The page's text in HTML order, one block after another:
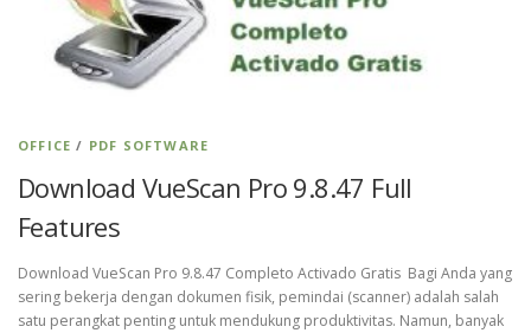
OFFICE / PDF SOFTWARE
Download VueScan Pro 9.8.47 Full
Features
Download VueScan Pro 9.8.47 Completo Activado Gratis Bagi Anda yang
sering bekerja dengan dokumen fisik, pemindai (scanner) adalah salah
satu perangkat penting untuk mendukung produktivitas. Namun, banyak